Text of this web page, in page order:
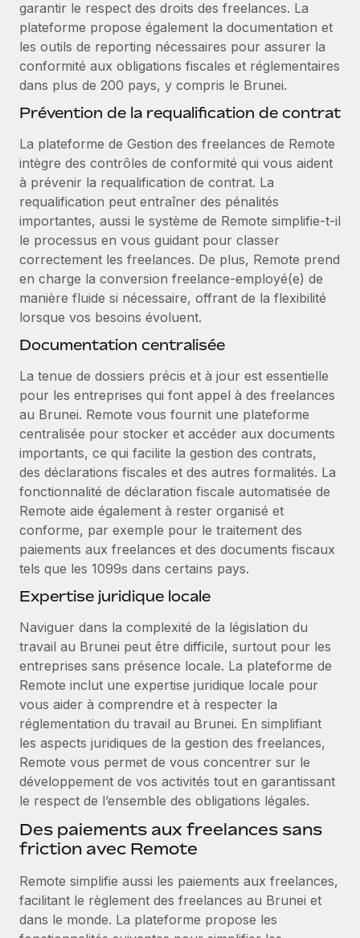
En savoir plus
garantir le respect des droits des freelances. La
plateforme propose également la documentation et
les outils de reporting nécessaires pour assurer la
conformité aux obligations fiscales et réglementaires
dans plus de 200 pays, y compris le Brunei.
Prévention de la requalification de contrat
La plateforme de Gestion des freelances de Remote
intègre des contrôles de conformité qui vous aident
à prévenir la requalification de contrat. La
requalification peut entraîner des pénalités
importantes, aussi le système de Remote simplifie-t-il
le processus en vous guidant pour classer
correctement les freelances. De plus, Remote prend
en charge la conversion freelance-employé(e) de
manière fluide si nécessaire, offrant de la flexibilité
lorsque vos besoins évoluent.
Documentation centralisée
La tenue de dossiers précis et à jour est essentielle
pour les entreprises qui font appel à des freelances
au Brunei. Remote vous fournit une plateforme
centralisée pour stocker et accéder aux documents
importants, ce qui facilite la gestion des contrats,
des déclarations fiscales et des autres formalités. La
fonctionnalité de déclaration fiscale automatisée de
Remote aide également à rester organisé et
conforme, par exemple pour le traitement des
paiements aux freelances et des documents fiscaux
tels que les 1099s dans certains pays.
Expertise juridique locale
Naviguer dans la complexité de la législation du
travail au Brunei peut être difficile, surtout pour les
entreprises sans présence locale. La plateforme de
Remote inclut une expertise juridique locale pour
vous aider à comprendre et à respecter la
réglementation du travail au Brunei. En simplifiant
les aspects juridiques de la gestion des freelances,
Remote vous permet de vous concentrer sur le
développement de vos activités tout en garantissant
le respect de l’ensemble des obligations légales.
Des paiements aux freelances sans
friction avec Remote
Remote simplifie aussi les paiements aux freelances,
facilitant le règlement des freelances au Brunei et
dans le monde. La plateforme propose les